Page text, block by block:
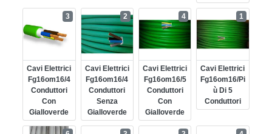
Cavi Elettrici
Fg16om16/4
Conduttori
Con
Gialloverde
3
Cavi Elettrici
Fg16om16/4
Conduttori
Senza
Gialloverde
2
Cavi Elettrici
Fg16om16/5
Conduttori
Con
Gialloverde
4
Cavi Elettrici
Fg16om16/pi
Ù Di 5
Conduttori
1